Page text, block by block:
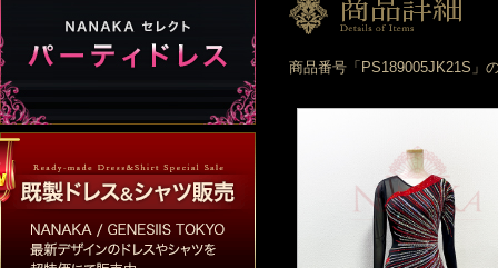
商品番号「PS189005JK21S」